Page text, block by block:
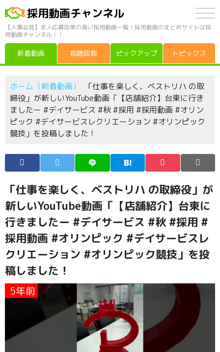
採用動画チャンネル
【人事必見】求人応募効果の高い採用動画一覧！採用動画のまとめサイトは採
用動画チャンネル！！
新着動画 視聴回数 ピックアップ トピックス
ホーム（新着動画）
「仕事を楽しく、ベストリハ の取
締役」が新しいYouTube動画「【店舗紹介】台東に行き
ましたー #デイサービス #秋 #採用 #採用動画 #オリン
ピック #デイサービスレクリエーション #オリンピック
競技」を投稿しました！
「仕事を楽しく、ベストリハ の取締役」が
新しいYouTube動画「【店舗紹介】台東に
行きましたー #デイサービス #秋 #採用 #
採用動画 #オリンピック #デイサービスレ
クリエーション #オリンピック競技」を投
稿しました！
5年前